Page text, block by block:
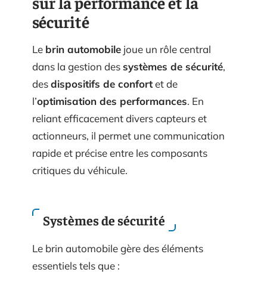
sécurité
Le brin automobile joue un rôle central
dans la gestion dessystèmes de sécurité,
desdispositifs de confortet de
l’optimisation des performances. En
reliant efficacement divers capteurs et
actionneurs, il permet une communication
rapide et précise entre les composants
critiques du véhicule.
Systèmes de sécurité
Le brin automobile gère des éléments
essentiels tels que :